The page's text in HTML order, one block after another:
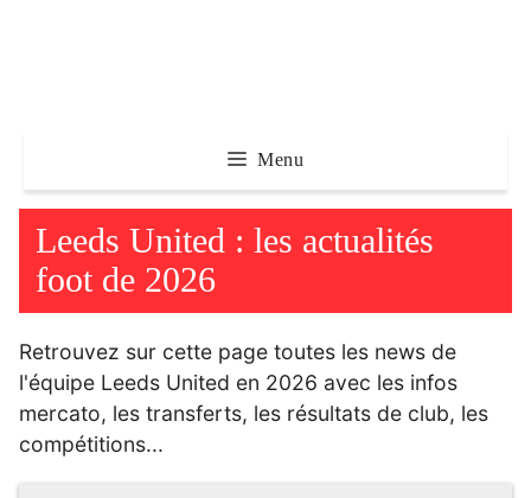
Menu
Leeds United : les actualités
foot de 2026
Retrouvez sur cette page toutes les news de
l'équipe Leeds United en 2026 avec les infos
mercato, les transferts, les résultats de club, les
compétitions...